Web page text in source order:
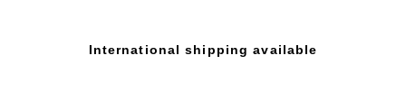
International shipping available